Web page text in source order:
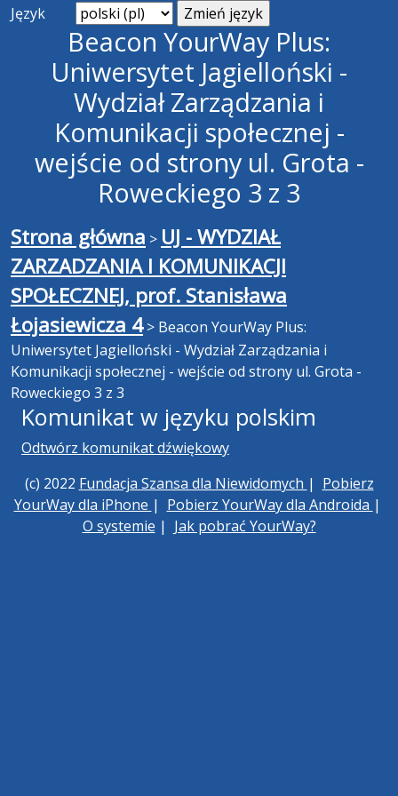
Język
Beacon YourWay Plus:
Uniwersytet Jagielloński -
Wydział Zarządzania i
Komunikacji społecznej -
wejście od strony ul. Grota -
Roweckiego 3 z 3
Strona główna > UJ - WYDZIAŁ
ZARZADZANIA I KOMUNIKACJI
SPOŁECZNEJ, prof. Stanisława
Łojasiewicza 4> Beacon YourWay Plus:
Uniwersytet Jagielloński - Wydział Zarządzania i
Komunikacji społecznej - wejście od strony ul. Grota -
Roweckiego 3 z 3
Komunikat w języku polskim
Odtwórz komunikat dźwiękowy
(c) 2022 Fundacja Szansa dla Niewidomych | Pobierz
YourWay dla iPhone | Pobierz YourWay dla Androida |
O systemie | Jak pobrać YourWay?